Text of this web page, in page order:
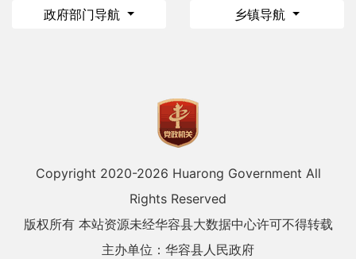
政府部门导航 乡镇导航
Copyright 2020-2026 Huarong Government All
Rights Reserved
版权所有 本站资源未经华容县大数据中心许可不得转载
主办单位：华容县人民政府